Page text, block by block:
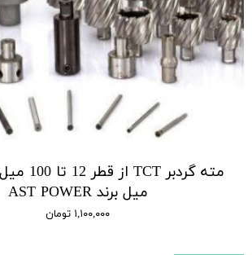
میل برند AST POWER
۱,۱۰۰,۰۰۰ تومان